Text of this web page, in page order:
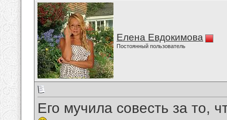
Елена Евдокимова
Постоянный пользователь
Его мучила совесть за то,